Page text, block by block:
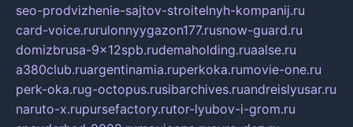
seo-prodvizhenie-sajtov-stroitelnyh-kompanij.ru
card-voice.rurulonnyygazon177.rusnow-guard.ru
domizbrusa-9x12spb.rudemaholding.ruaalse.ru
a380club.ruargentinamia.ruperkoka.rumovie-one.ru
perk-oka.rug-octopus.rusibarchives.ruandreislyusar.ru
naruto-x.rupursefactory.rutor-lyubov-i-grom.ru